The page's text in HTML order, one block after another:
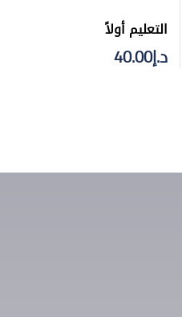
التعليم أولاً
د.إ40.00